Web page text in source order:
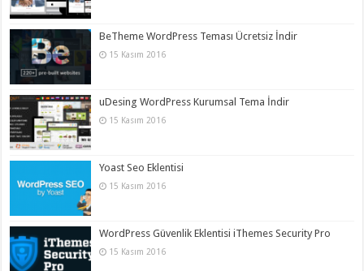
BeTheme WordPress Teması Ücretsiz İndir
15 Kasım 2016
uDesing WordPress Kurumsal Tema İndir
15 Kasım 2016
Yoast Seo Eklentisi
15 Kasım 2016
WordPress Güvenlik Eklentisi iThemes Security Pro
15 Kasım 2016